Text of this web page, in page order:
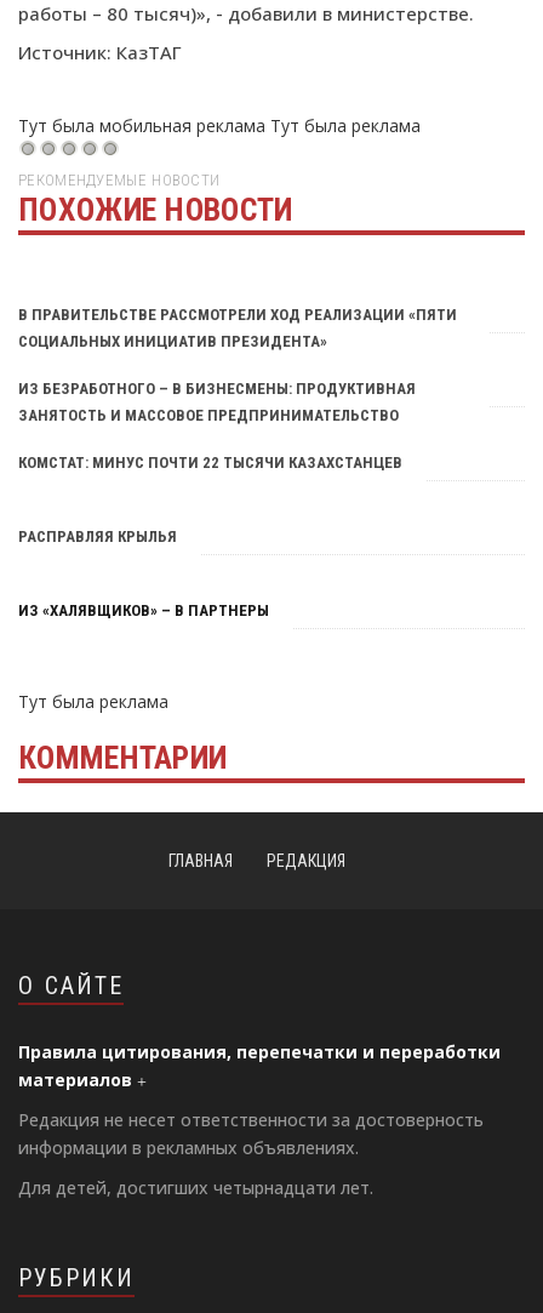
работы – 80 тысяч)», - добавили в министерстве.
Источник: КазТАГ
Тут была мобильная реклама Тут была реклама
РЕКОМЕНДУЕМЫЕ НОВОСТИ
ПОХОЖИЕ НОВОСТИ
Тут была реклама
В ПРАВИТЕЛЬСТВЕ РАССМОТРЕЛИ ХОД РЕАЛИЗАЦИИ «ПЯТИ
СОЦИАЛЬНЫХ ИНИЦИАТИВ ПРЕЗИДЕНТА»
ИЗ БЕЗРАБОТНОГО – В БИЗНЕСМЕНЫ: ПРОДУКТИВНАЯ
ЗАНЯТОСТЬ И МАССОВОЕ ПРЕДПРИНИМАТЕЛЬСТВО
КОМСТАТ: МИНУС ПОЧТИ 22 ТЫСЯЧИ КАЗАХСТАНЦЕВ
РАСПРАВЛЯЯ КРЫЛЬЯ
ИЗ «ХАЛЯВЩИКОВ» – В ПАРТНЕРЫ
Тут была реклама
КОММЕНТАРИИ
ГЛАВНАЯ РЕДАКЦИЯ
О САЙТЕ
Правила цитирования, перепечатки и переработки
материалов
Редакция не несет ответственности за достоверность
информации в рекламных объявлениях.
Для детей, достигших четырнадцати лет.
РУБРИКИ